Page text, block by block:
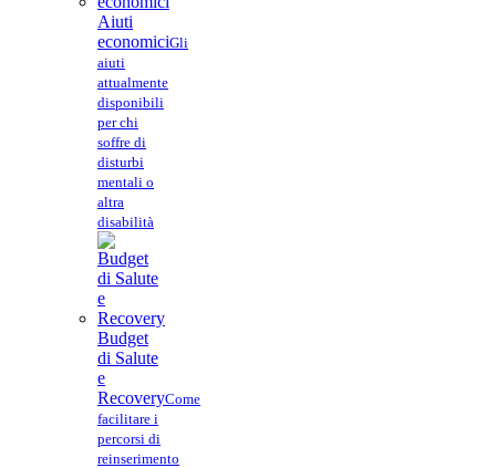
Aiuti
economiciGli
aiuti
attualmente
disponibili
per chi
soffre di
disturbi
mentali o
altra
disabilità
Budget
di Salute
e
RecoveryCome
facilitare i
percorsi di
reinserimento